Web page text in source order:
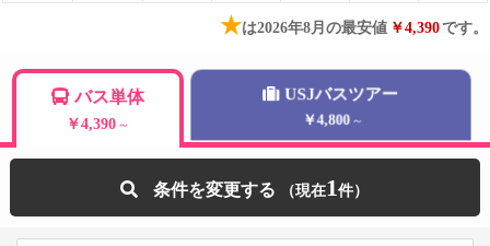
★は2026年8月の最安値 ￥4,390です。
バス単体
￥4,390 ～
USJバスツアー
￥4,800 ～
条件を変更する 1